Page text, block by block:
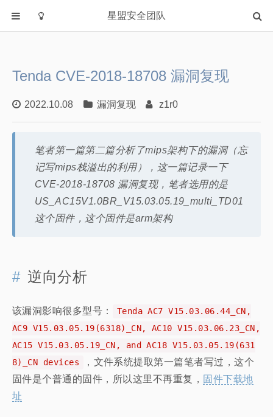
星盟安全团队
Academia
Fuzzing
IOT
WEB
Writeup
漏洞复现
Tenda CVE-2018-18708 漏洞复现
2022.10.08 漏洞复现 z1r0
笔者第一篇第二篇分析了mips架构下的漏洞（忘
记写mips栈溢出的利用），这一篇记录一下
CVE-2018-18708 漏洞复现，笔者选用的是
US_AC15V1.0BR_V15.03.05.19_multi_TD01
这个固件，这个固件是arm架构
逆向分析
该漏洞影响很多型号：
Tenda AC7 V15.03.06.44_CN,
AC9 V15.03.05.19(6318)_CN, AC10 V15.03.06.23_CN,
AC15 V15.03.05.19_CN, and AC18 V15.03.05.19(631
8)_CN devices
，文件系统提取第一篇笔者写过，这个
固件是个普通的固件，所以这里不再重复， 固件下载地
址